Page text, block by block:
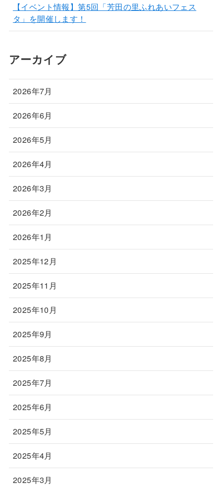
【イベント情報】第5回「芳田の里ふれあいフェス
タ」を開催します！
アーカイブ
2026年7月
2026年6月
2026年5月
2026年4月
2026年3月
2026年2月
2026年1月
2025年12月
2025年11月
2025年10月
2025年9月
2025年8月
2025年7月
2025年6月
2025年5月
2025年4月
2025年3月